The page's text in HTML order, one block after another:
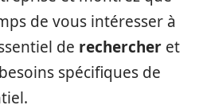
de vous intéresser à
de rechercher et
spécifiques de